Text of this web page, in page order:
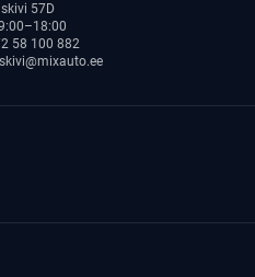
57D
58 100 882